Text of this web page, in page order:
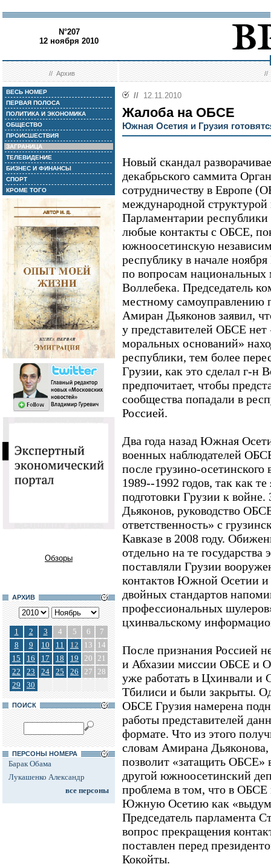
N°207
12 ноября 2010
//Архив //
ВЕСЬ НОМЕР
ПЕРВАЯ ПОЛОСА
ПОЛИТИКА И ЭКОНОМИКА
ОБЩЕСТВО
ПРОИСШЕСТВИЯ
ЗАГРАНИЦА
ТЕЛЕВИДЕНИЕ
БИЗНЕС И ФИНАНСЫ
СПОРТ
КРОМЕ ТОГО
Обзоры
АРХИВ
1 2 3 4 5 6
7
8
9 10 11 12 13
14
15
16 17 18 19 20 21
22
23 24 25 26 27 28
29
30
ПОИСК
ПЕРСОНЫ НОМЕРА
Барак Обама
Лукашенко Александр
все персоны
// 12.11.2010
Жалоба на ОБСЕ
Южная Осетия и Грузия
Новый скандал
декабрьского саммита
сотрудничеству в Европе
международной
Парламентарии
любые контакты с ОБСЕ,
южноосетинскую
республику в начале
по вопросам
Воллебека. Председатель
местному
Амиран Дьяконов заявил,
у представителей ОБСЕ
моральных оснований»
республики, тем более
Грузии, как это сделал г-н
предпочитает, чтобы
сообщества попадали в
Россией.
Два года назад Южная
военных наблюдателей
после грузино-
1989--1992 годов, так как
подготовки Грузии к
Дьяконов, руководство
ответственность» с
Кавказе в 2008 году.
отдельно на те
поставляли Грузии
контактов Южной Осетии
двойных стандартов
профессиональных
цхинвальскому
После признания Россией
и Абхазии миссии ОБСЕ и
уже работать в Цхинвали и
Тбилиси и были закрыты.
ОБСЕ Грузия намерена
работы представителей
формате. Что из этого
словам Амирана
позволит «затащить ОБСЕ»
другой южноосетинский
проблема в том, что в
Южную Осетию как
Председатель парламента
вопрос прекращения
поставлен перед
Кокойты.